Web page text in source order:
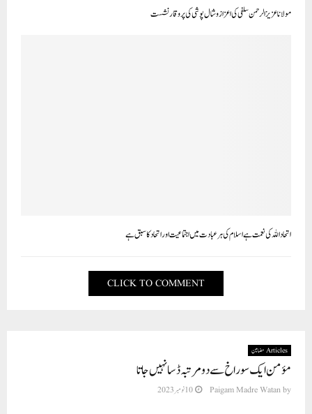
مولانا عزیز الرحمن سلفی کی اعزاز و شال پوشی کی پروقارنشست
اتحاد اللہ کی نعمت ہےاسلام کی ہر عبادت میں اجتماعیت اور اتحاد کاسبق ہے
CLICK TO COMMENT
Articles مضامین
مؤمن ایک سوراخ سے دو مرتبہ ڈسا نہیں جاتا
by
Paigam Madre Watan 10 نومبر 2023